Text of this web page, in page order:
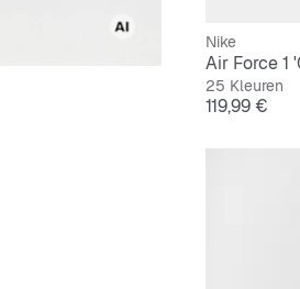
Nike
Air Force 1
25 Kleuren
Prijs
119,99 €